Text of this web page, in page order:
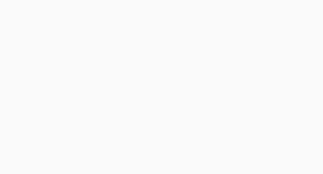
to je pojem z krypta. Čiže
že sem-tam sa lojálnym
toho coinu dávajú nejaké
aby sa podporila ich
vám povie: dáme vám
jedine si potrebujeme overiť